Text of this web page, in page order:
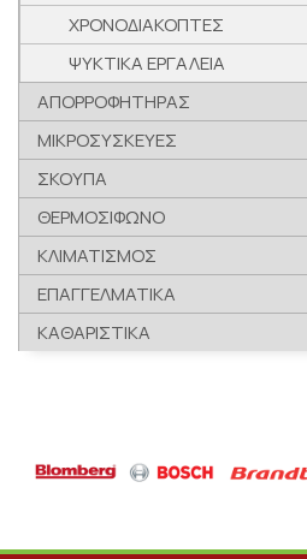
ΧΡΟΝΟΔΙΑΚΟΠΤΕΣ
ΨΥΚΤΙΚΑ ΕΡΓΑΛΕΙΑ
ΑΠΟΡΡΟΦΗΤΗΡΑΣ
ΜΙΚΡΟΣΥΣΚΕΥΕΣ
ΣΚΟΥΠΑ
ΘΕΡΜΟΣΙΦΩΝΟ
ΚΛΙΜΑΤΙΣΜΟΣ
ΕΠΑΓΓΕΛΜΑΤΙΚΑ
ΚΑΘΑΡΙΣΤΙΚΑ